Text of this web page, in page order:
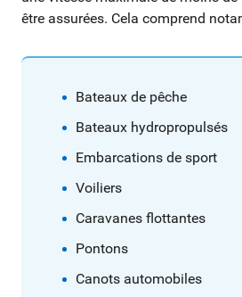
être assurées. Cela comprend
Bateaux de pêche
Bateaux hydropropulsés
Embarcations de sport
Voiliers
Caravanes flottantes
Pontons
Canots automobiles